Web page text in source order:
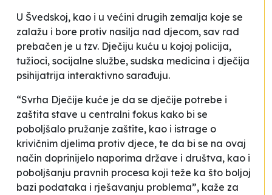
U Švedskoj, kao i u većini drugih zemalja koje se
zalažu i bore protiv nasilja nad djecom, sav rad
prebačen je u tzv. Dječiju kuću u kojoj policija,
tužioci, socijalne službe, sudska medicina i dječija
psihijatrija interaktivno sarađuju.
“Svrha Dječije kuće je da se dječije potrebe i
zaštita stave u centralni fokus kako bi se
poboljšalo pružanje zaštite, kao i istrage o
krivičnim djelima protiv djece, te da bi se na ovaj
način doprinijelo naporima države i društva, kao i
poboljšanju pravnih procesa koji teže ka što boljoj
bazi podataka i rješavanju problema”, kaže za